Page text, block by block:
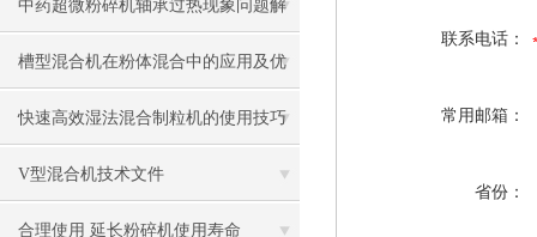
中药超微粉碎机轴承过热现象问题解
答
槽型混合机在粉体混合中的应用及优
势
快速高效湿法混合制粒机的使用技巧
要不要学习一下？
V型混合机技术文件
合理使用 延长粉碎机使用寿命
联系电话：
常用邮箱：
省份：